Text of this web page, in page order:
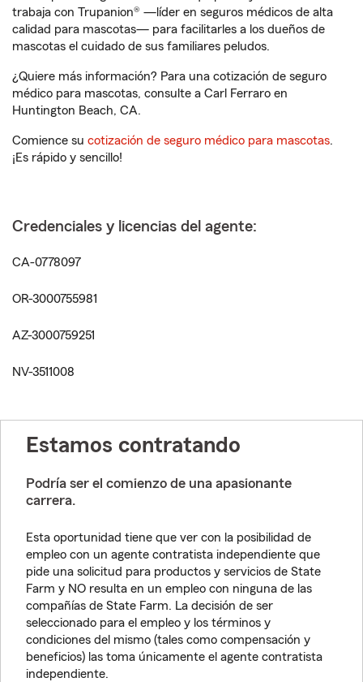
trabaja con Trupanion® —líder en seguros médicos de alta
calidad para mascotas— para facilitarles a los dueños de
mascotas el cuidado de sus familiares peludos.
¿Quiere más información? Para una cotización de seguro
médico para mascotas, consulte a Carl Ferraro en
Huntington Beach, CA.
Comience su cotización de seguro médico para mascotas.
¡Es rápido y sencillo!
Credenciales y licencias del agente:
CA-0778097
OR-3000755981
AZ-3000759251
NV-3511008
Estamos contratando
Podría ser el comienzo de una apasionante
carrera.
Esta oportunidad tiene que ver con la posibilidad de
empleo con un agente contratista independiente que
pide una solicitud para productos y servicios de State
Farm y NO resulta en un empleo con ninguna de las
compañías de State Farm. La decisión de ser
seleccionado para el empleo y los términos y
condiciones del mismo (tales como compensación y
beneficios) las toma únicamente el agente contratista
independiente.